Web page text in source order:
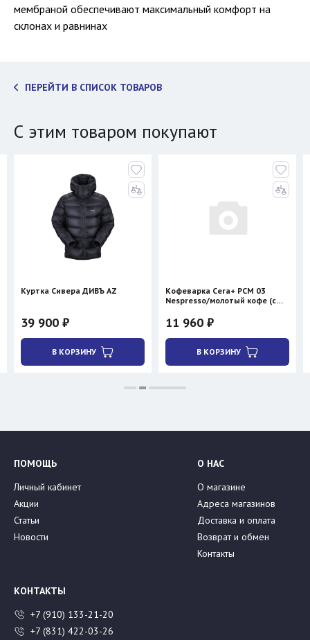
мембраной обеспечивают максимальный комфорт на
склонах и равнинах
ПЕРЕЙТИ В СПИСОК ТОВАРОВ
С этим товаром покупают
Куртка Сивера ДИВЪ AZ
39 900 ₽
В КОРЗИНУ
Кофеварка Cera+ PCM 03
Nespresso/молотый кофе (с
нагревом)
11 960 ₽
В КОРЗИНУ
ПОМОЩЬ
Личный кабинет
Акции
Статьи
Новости
О НАС
О магазине
Адреса магазинов
Доставка и оплата
Возврат и обмен
Контакты
КОНТАКТЫ
+7 (910) 133-21-20
+7 (831) 422-03-26